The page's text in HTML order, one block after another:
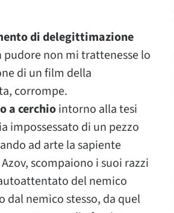
di delegittimazione
pudore non mi trattenesse lo
di un film della
corrompe.
a cerchiointorno alla tesi
impossessato di un pezzo
ad arte la sapiente
scompaiono i suoi razzi
del nemico
nemico stesso, da quel